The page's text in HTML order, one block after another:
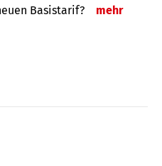
Basistarif?
mehr